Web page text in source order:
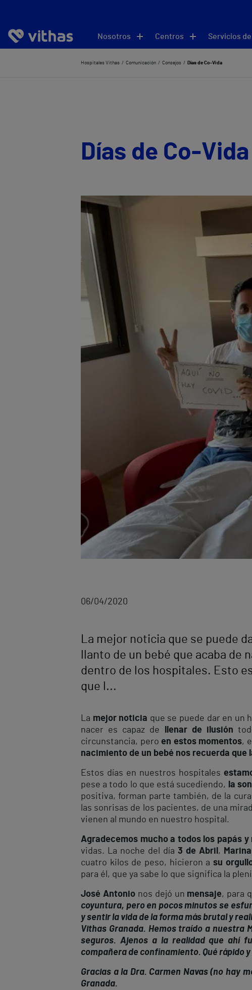
Nosotros Centros Servicios
Hospitales Vithas Comunicación Consejos Días de Co-Vida
Días de Co-Vida
06/04/2020
La mejor noticia que se puede
llanto de un bebé que acaba
dentro de los hospitales. Esto
que l...
La mejor noticia que se puede dar en un
nacer es capaz de
llenar de ilusión
circunstancia, peroen estos momentos,
nacimiento de un bebé nos recuerda que
Estos días en nuestros hospitales
pese a todo lo que está sucediendo,
la
positiva, forman parte también, de la
las sonrisas de los pacientes, de una
vienen al mundo en nuestro hospital.
Agradecemos mucho a todos los papás
vidas. La noche del día 3 de Abril ,
cuatro kilos de peso, hicieron asu
para él, que ya sabe lo que significa la
José Antonionos dejó un mensaje, para
coyuntura, pero en pocos minutos se
y sentir la vida de la forma más brutal y
Vithas Granada. Hemos traído a nuestra
seguros. Ajenos a la realidad que ahí
compañera de confinamiento. Qué rápido
Gracias a la Dra. Carmen Navas (no hay
Granada.